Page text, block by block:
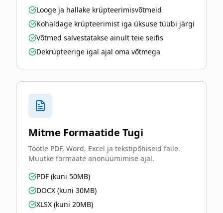
Looge ja hallake krüpteerimisvõtmeid
Kohaldage krüpteerimist iga üksuse tüübi järgi
Võtmed salvestatakse ainult teie seifis
Dekrüpteerige igal ajal oma võtmega
Mitme Formaatide Tugi
Töötle PDF, Word, Excel ja tekstipõhiseid faile.
Muutke formaate anonüümimise ajal.
PDF (kuni 50MB)
DOCX (kuni 30MB)
XLSX (kuni 20MB)